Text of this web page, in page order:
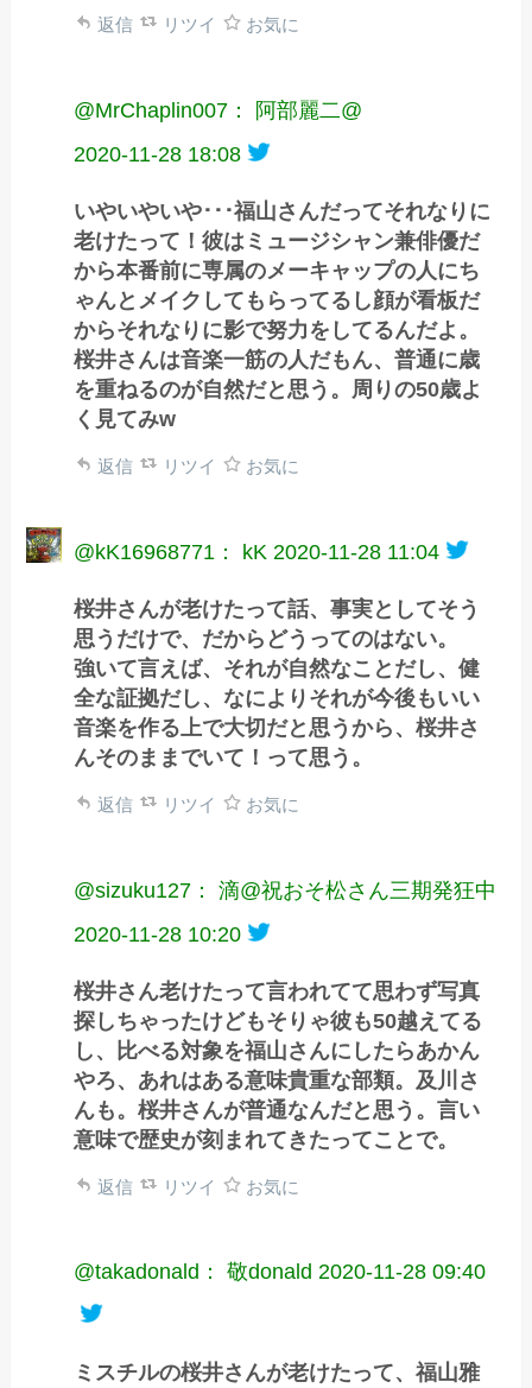
返信 リツイ お気に
@MrChaplin007： 阿部麗二@
2020-11-28 18:08
いやいやいや･･･福山さんだってそれなりに
老けたって！彼はミュージシャン兼俳優だ
から本番前に専属のメーキャップの人にち
ゃんとメイクしてもらってるし顔が看板だ
からそれなりに影で努力をしてるんだよ。
桜井さんは音楽一筋の人だもん、普通に歳
を重ねるのが自然だと思う。周りの50歳よ
く見てみw
返信 リツイ お気に
@kK16968771： kK 2020-11-28 11:04
桜井さんが老けたって話、事実としてそう
思うだけで、だからどうってのはない。
強いて言えば、それが自然なことだし、健
全な証拠だし、なによりそれが今後もいい
音楽を作る上で大切だと思うから、桜井さ
んそのままでいて！って思う。
返信 リツイ お気に
@sizuku127： 滴@祝おそ松さん三期発狂中
2020-11-28 10:20
桜井さん老けたって言われてて思わず写真
探しちゃったけどもそりゃ彼も50越えてる
し、比べる対象を福山さんにしたらあかん
やろ、あれはある意味貴重な部類。及川さ
んも。桜井さんが普通なんだと思う。言い
意味で歴史が刻まれてきたってことで。
返信 リツイ お気に
@takadonald： 敬donald 2020-11-28 09:40
ミスチルの桜井さんが老けたって、福山雅